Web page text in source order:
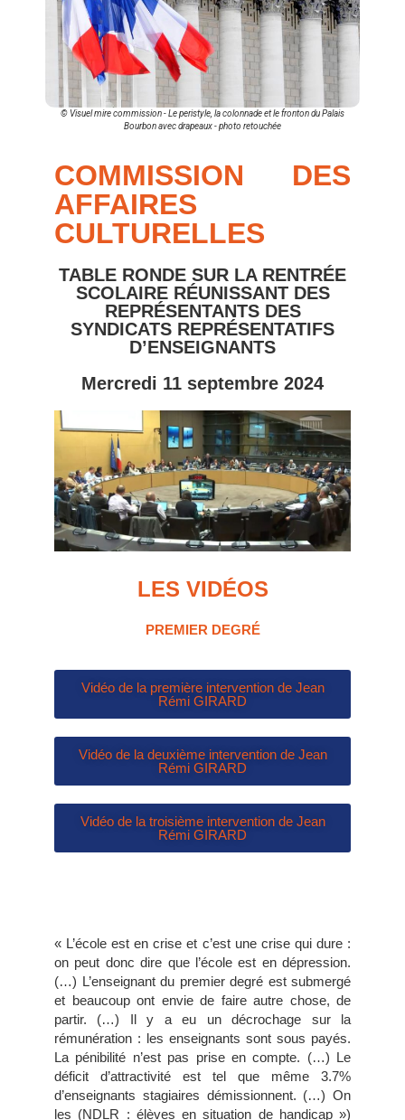
© Visuel mire commission - Le peristyle, la colonnade et le fronton du Palais
Bourbon avec drapeaux - photo retouchée
COMMISSION DES
AFFAIRES
CULTURELLES
TABLE RONDE SUR LA RENTRÉE
SCOLAIRE RÉUNISSANT DES
REPRÉSENTANTS DES
SYNDICATS REPRÉSENTATIFS
D’ENSEIGNANTS
Mercredi 11 septembre 2024
LES VIDÉOS
PREMIER DEGRÉ
Vidéo de la première intervention de Jean
Rémi GIRARD
Vidéo de la deuxième intervention de Jean
Rémi GIRARD
Vidéo de la troisième intervention de Jean
Rémi GIRARD
« L’école est en crise et c’est une crise qui dure :
on peut donc dire que l’école est en dépression.
(…) L’enseignant du premier degré est submergé
et beaucoup ont envie de faire autre chose, de
partir. (…) Il y a eu un décrochage sur la
rémunération : les enseignants sont sous payés.
La pénibilité n’est pas prise en compte. (…) Le
déficit d’attractivité est tel que même 3.7%
d’enseignants stagiaires démissionnent. (…) On
les (NDLR : élèves en situation de handicap »)